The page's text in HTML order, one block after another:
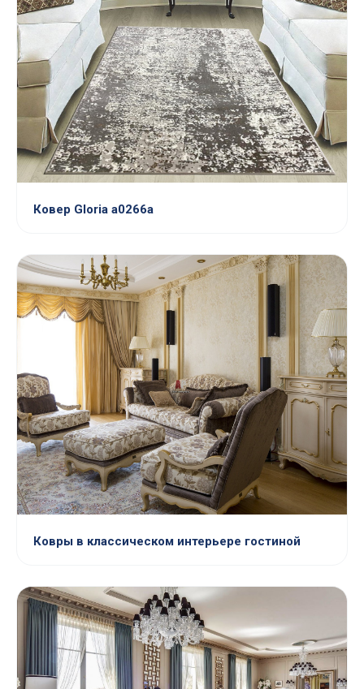
Ковер Gloria a0266a
Ковры в классическом интерьере гостиной